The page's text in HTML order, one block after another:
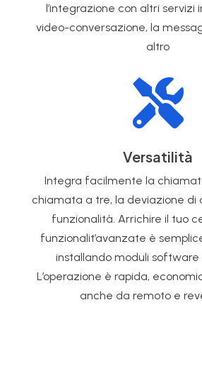
l’integrazione con altri servizi
video-conversazione, la
altro

Versatilità
Integra facilmente la
chiamata a tre, la deviazione di
funzionalità. Arrichire il tuo
funzionalit’avanzate è
installando moduli software
L’operazione è rapida,
anche da remoto e